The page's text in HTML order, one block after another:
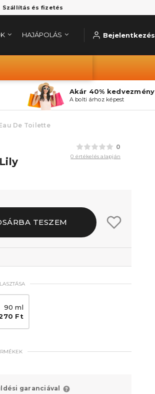
Szállítás és fizetés
HAJÁPOLÁS Bejelentkezés
Akár 40% kedvezmény
A bolti árhoz képest
De Toilette
0
0 értékelés alapján
TESZEM
90 ml
Ft
garanciával